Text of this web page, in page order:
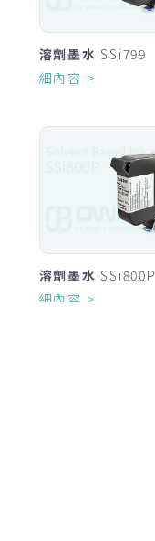
溶劑墨水SSi799
細內容 >
溶劑墨水SSi800P
細內容 >